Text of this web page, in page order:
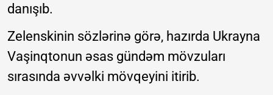
danışıb.
Zelenskinin sözlərinə görə, hazırda Ukrayna
Vaşinqtonun əsas gündəm mövzuları
sırasında əvvəlki mövqeyini itirib.